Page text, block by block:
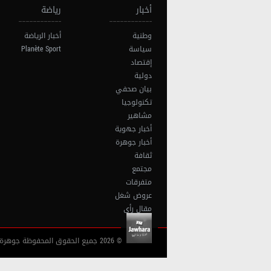
أخبار
وطنية
سياسة
إقتصاد
دولية
بيان صحفي
تكنولوجيا
مشاهير
أخبار جهوية
أخبار جوهرة
ثقافة
مجتمع
متفرقات
عروض شغل
مقال رأي
رياضة
أخبار الرياضة
Planète Sport
© 2026 جميع الحقوق المحفوظة جوهرة أف آم تونس |